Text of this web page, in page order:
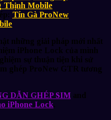
Thịnh Mobile
: Tín Gà ProNew
những giải pháp mới nhất
iPhone Lock của mình
sự thuận tiện khi sử
ghép ProNew GTR tương
DẪN GHÉP SIM and
iPhone Lock.